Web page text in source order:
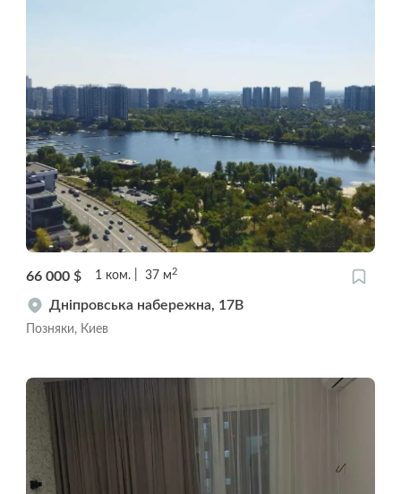
66 000 $ 1 ком. 37 м 2
Дніпровська набережна, 17В
Позняки, Киев